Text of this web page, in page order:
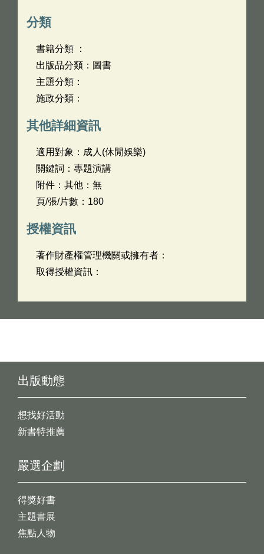
分類
書籍分類 ：
出版品分類：圖書
主題分類：
施政分類：
其他詳細資訊
適用對象：成人(休閒娛樂)
關鍵詞：專題演講
附件：其他：無
頁/張/片數：180
授權資訊
著作財產權管理機關或擁有者：
取得授權資訊：
出版動態
想找好活動
新書特推薦
嚴選企劃
得獎好書
主題書展
焦點人物